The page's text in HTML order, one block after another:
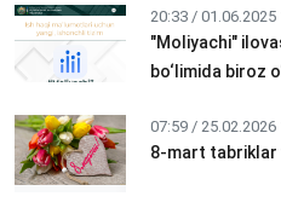
20:33 / 01.06.2025
"Moliyachi"
bo‘limida biroz
07:59 / 25.02.2026
8-mart tabriklar